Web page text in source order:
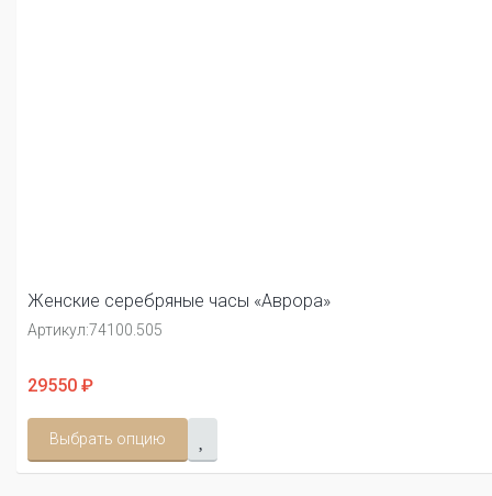
Женские серебряные часы «Аврора»
Артикул:74100.505
29550 ₽
Выбрать опцию